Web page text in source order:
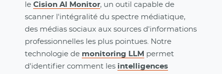
le Cision AI Monitor, un outil capable de
scanner l'intégralité du spectre médiatique,
des médias sociaux aux sources d'informations
professionnelles les plus pointues. Notre
technologie de monitoring LLM permet
d'identifier comment les intelligences